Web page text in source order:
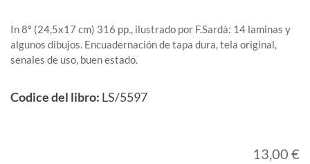
In 8º (24,5x17 cm) 316 pp., ilustrado por F.Sardà: 14 laminas y
algunos dibujos. Encuadernación de tapa dura, tela original,
senales de uso, buen estado.
Codice del libro: LS/5597
13,00 €